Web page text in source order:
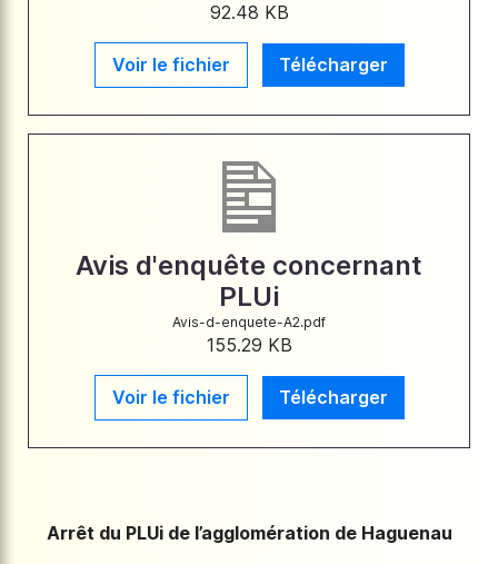
92.48 KB
Voir le fichier Télécharger
Avis d'enquête concernant
PLUi
Avis-d-enquete-A2.pdf
155.29 KB
Voir le fichier Télécharger
Arrêt du PLUi de l’agglomération de Haguenau